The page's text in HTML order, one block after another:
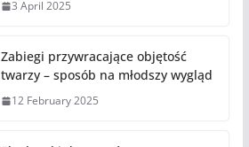
3 April 2025
Zabiegi przywracające objętość
twarzy – sposób na młodszy wygląd
12 February 2025